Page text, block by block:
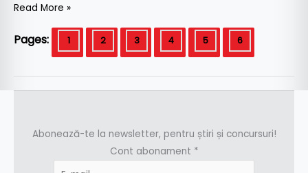
Read More »
Pages: 1 2 3 4 5 6
Abonează-te la newsletter, pentru știri și concursuri!
Cont abonament *